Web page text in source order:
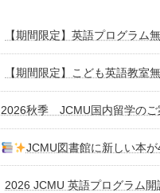
【期間限定】英語プログラム
【期間限定】こども英語教室
2026秋季 JCMU国内留学のご
JCMU図書館に新しい本
2026 JCMU 英語プログラム開